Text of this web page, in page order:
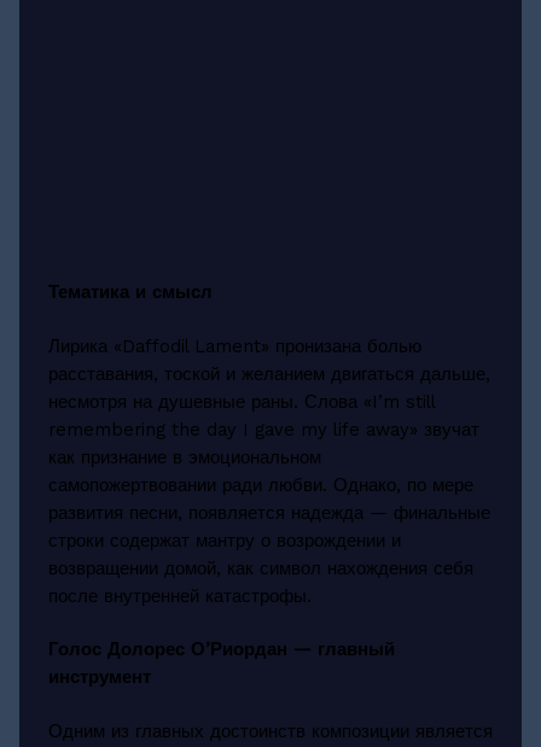
Тематика и смысл
Лирика «Daffodil Lament» пронизана болью
расставания, тоской и желанием двигаться дальше,
несмотря на душевные раны. Слова «I’m still
remembering the day I gave my life away» звучат
как признание в эмоциональном
самопожертвовании ради любви. Однако, по мере
развития песни, появляется надежда — финальные
строки содержат мантру о возрождении и
возвращении домой, как символ нахождения себя
после внутренней катастрофы.
Голос Долорес О’Риордан — главный
инструмент
Одним из главных достоинств композиции является